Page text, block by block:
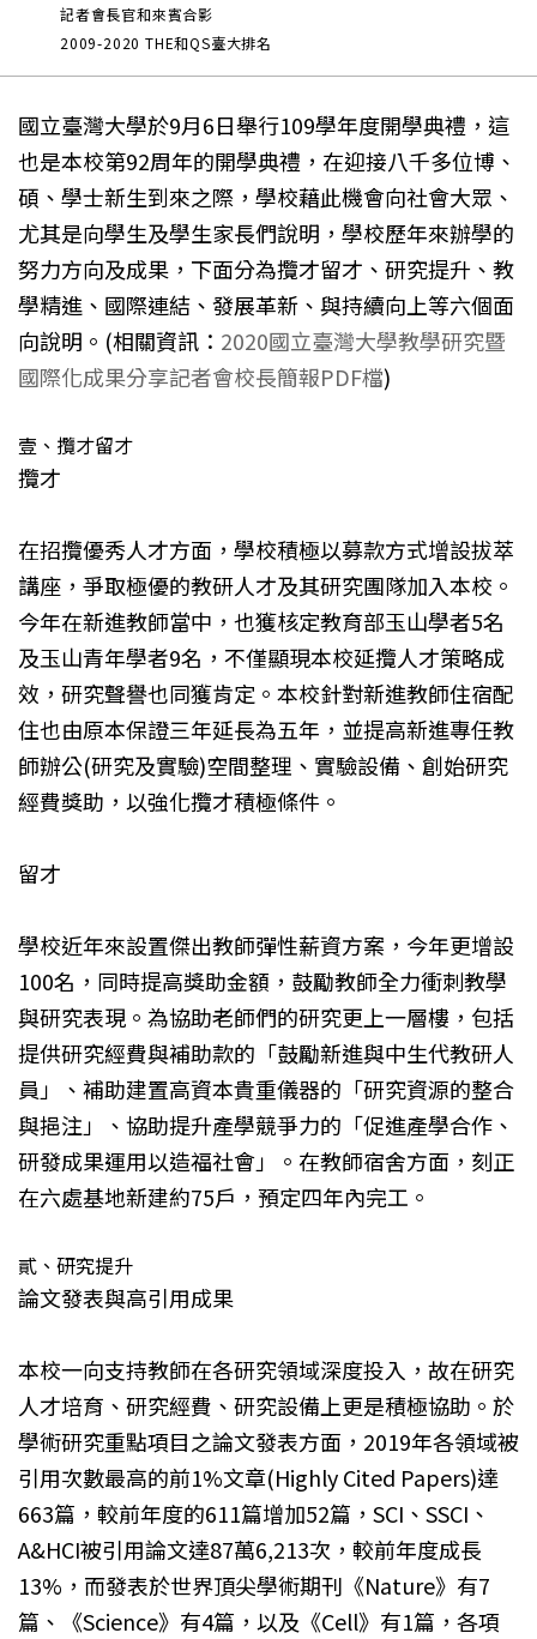
記者會長官和來賓合影
2009-2020 THE和QS臺大排名
國立臺灣大學於9月6日舉行109學年度開學典禮，這
也是本校第92周年的開學典禮，在迎接八千多位博、
碩、學士新生到來之際，學校藉此機會向社會大眾、
尤其是向學生及學生家長們說明，學校歷年來辦學的
努力方向及成果，下面分為攬才留才、研究提升、教
學精進、國際連結、發展革新、與持續向上等六個面
向說明。(相關資訊： 2020國立臺灣大學教學研究暨
國際化成果分享記者會校長簡報PDF檔)
壹、攬才留才
攬才
在招攬優秀人才方面，學校積極以募款方式增設拔萃
講座，爭取極優的教研人才及其研究團隊加入本校。
今年在新進教師當中，也獲核定教育部玉山學者5名
及玉山青年學者9名，不僅顯現本校延攬人才策略成
效，研究聲譽也同獲肯定。本校針對新進教師住宿配
住也由原本保證三年延長為五年，並提高新進專任教
師辦公(研究及實驗)空間整理、實驗設備、創始研究
經費獎助，以強化攬才積極條件。
留才
學校近年來設置傑出教師彈性薪資方案，今年更增設
100名，同時提高獎助金額，鼓勵教師全力衝刺教學
與研究表現。為協助老師們的研究更上一層樓，包括
提供研究經費與補助款的「鼓勵新進與中生代教研人
員」、補助建置高資本貴重儀器的「研究資源的整合
與挹注」、協助提升產學競爭力的「促進產學合作、
研發成果運用以造福社會」。在教師宿舍方面，刻正
在六處基地新建約75戶，預定四年內完工。
貳、研究提升
論文發表與高引用成果
本校一向支持教師在各研究領域深度投入，故在研究
人才培育、研究經費、研究設備上更是積極協助。於
學術研究重點項目之論文發表方面，2019年各領域被
引用次數最高的前1%文章(Highly Cited Papers)達
663篇，較前年度的611篇增加52篇，SCI、SSCI、
A&HCI被引用論文達87萬6,213次，較前年度成長
13%，而發表於世界頂尖學術期刊《Nature》有7
篇、《Science》有4篇，以及《Cell》有1篇，各項